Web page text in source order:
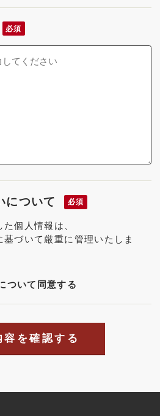
必須
について 必須
個人情報は、
基づいて厳重に管理いたしま
ついて同意する
容を確認する